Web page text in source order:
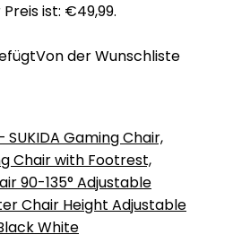
ist: €49,99.
Von der Wunschliste